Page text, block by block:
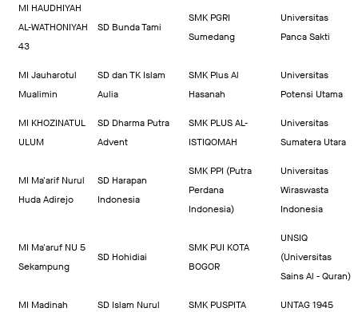
MI HAUDHIYAH
AL-WATHONIYAH
43
SD Bunda Tami
SMK PGRI
Sumedang
Universitas
Panca Sakti
MI Jauharotul
Mualimin
SD dan TK Islam
Aulia
SMK Plus Al
Hasanah
Universitas
Potensi Utama
MI KHOZINATUL
ULUM
SD Dharma Putra
Advent
SMK PLUS AL-
ISTIQOMAH
Universitas
Sumatera Utara
MI Ma'arif Nurul
Huda Adirejo
SD Harapan
Indonesia
SMK PPI (Putra
Perdana
Indonesia)
Universitas
Wiraswasta
Indonesia
MI Ma'aruf NU 5
Sekampung
SD Hohidiai
SMK PUI KOTA
BOGOR
UNSIQ
(Universitas
Sains Al - Quran)
MI Madinah
SD Islam Nurul
SMK PUSPITA
UNTAG 1945